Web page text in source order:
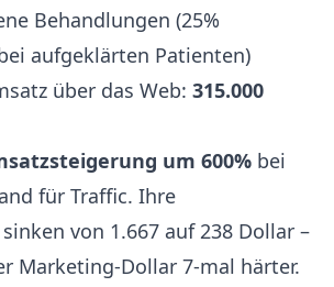
Behandlungen (25%
aufgeklärten Patienten)
über das Web: 315.000
um 600% bei
für Traffic. Ihre
von 1.667 auf 238 Dollar –
Marketing-Dollar 7-mal härter.